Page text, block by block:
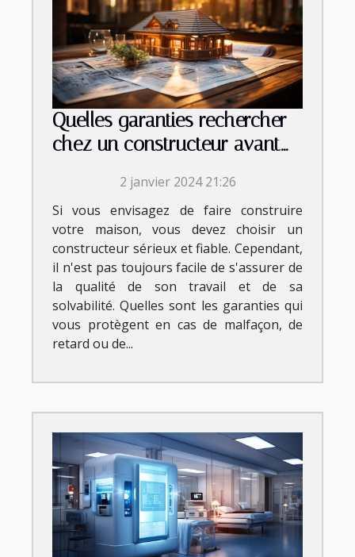
Quelles garanties rechercher
chez un constructeur avant
2 janvier 2024 21:26
Si vous envisagez de faire construire
votre maison, vous devez choisir un
constructeur sérieux et fiable. Cependant,
il n'est pas toujours facile de s'assurer de
la qualité de son travail et de sa
solvabilité. Quelles sont les garanties qui
vous protègent en cas de malfaçon, de
retard ou de...